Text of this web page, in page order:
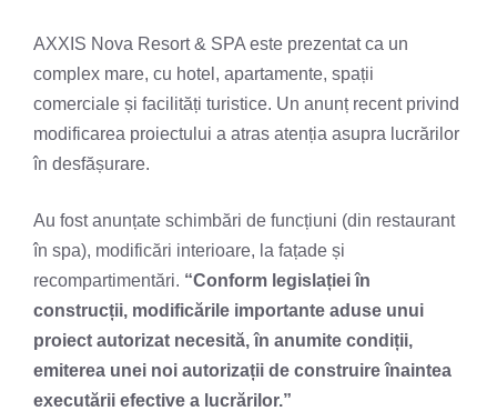
AXXIS Nova Resort & SPA este prezentat ca un
complex mare, cu hotel, apartamente, spații
comerciale și facilități turistice. Un anunț recent privind
modificarea proiectului a atras atenția asupra lucrărilor
în desfășurare.
Au fost anunțate schimbări de funcțiuni (din restaurant
în spa), modificări interioare, la fațade și
recompartimentări. “Conform legislației în
construcții, modificările importante aduse unui
proiect autorizat necesită, în anumite condiții,
emiterea unei noi autorizații de construire înaintea
executării efective a lucrărilor.”